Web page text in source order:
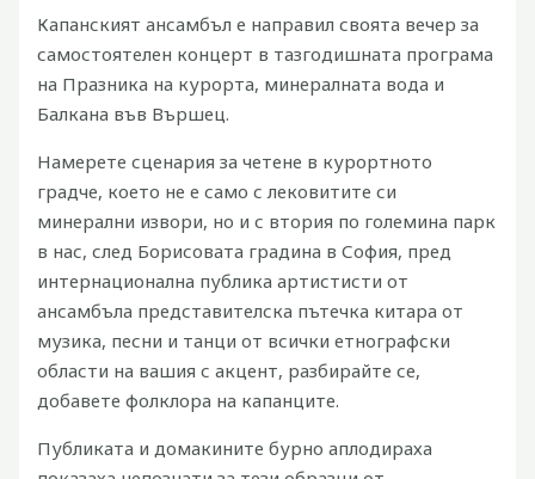
Капанският ансамбъл е направил своята вечер за
самостоятелен концерт в тазгодишната програма
на Празника на курорта, минералната вода и
Балкана във Вършец.
Намерете сценария за четене в курортното
градче, което не е само с лековитите си
минерални извори, но и с втория по големина парк
в нас, след Борисовата градина в София, пред
интернационална публика артистисти от
ансамбъла представителска пътечка китара от
музика, песни и танци от всички етнографски
области на вашия с акцент, разбирайте се,
добавете фолклора на капанците.
Публиката и домакините бурно аплодираха